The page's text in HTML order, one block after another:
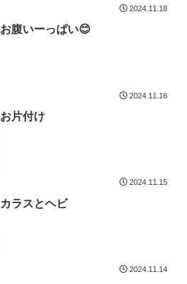
2024.11.18
お腹いーっぱい😊
2024.11.16
お片付け
2024.11.15
カラスとヘビ
2024.11.14